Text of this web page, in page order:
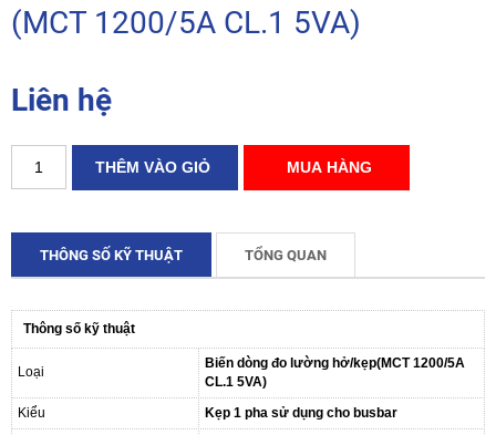
(MCT 1200/5A CL.1 5VA)
Liên hệ
THÔNG SỐ KỸ THUẬT TỔNG QUAN
Thông số kỹ thuật
Loại
Biến dòng đo lường hở/kẹp(MCT 1200/5A
CL.1 5VA)
Kiểu
Kẹp 1 pha sử dụng cho busbar